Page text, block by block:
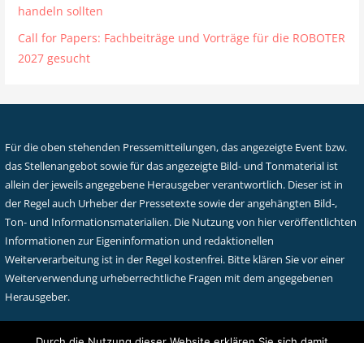
handeln sollten
Call for Papers: Fachbeiträge und Vorträge für die ROBOTER
2027 gesucht
Für die oben stehenden Pressemitteilungen, das angezeigte Event bzw.
das Stellenangebot sowie für das angezeigte Bild- und Tonmaterial ist
allein der jeweils angegebene Herausgeber verantwortlich. Dieser ist in
der Regel auch Urheber der Pressetexte sowie der angehängten Bild-,
Ton- und Informationsmaterialien. Die Nutzung von hier veröffentlichten
Informationen zur Eigeninformation und redaktionellen
Weiterverarbeitung ist in der Regel kostenfrei. Bitte klären Sie vor einer
Weiterverwendung urheberrechtliche Fragen mit dem angegebenen
Herausgeber.